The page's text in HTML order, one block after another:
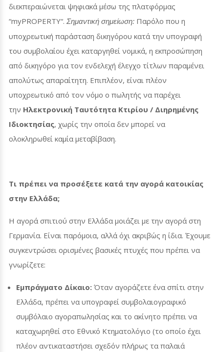
διεκπεραιώνεται ψηφιακά μέσω της πλατφόρμας
“myPROPERTY“. Σημαντική σημείωση: Παρόλο που η
υποχρεωτική παράσταση δικηγόρου κατά την υπογραφή
του συμβολαίου έχει καταργηθεί νομικά, η εκπροσώπηση
από δικηγόρο για τον ενδελεχή έλεγχο τίτλων παραμένει
απολύτως απαραίτητη. Επιπλέον, είναι πλέον
υποχρεωτικό από τον νόμο ο πωλητής να παρέχει
την Ηλεκτρονική Ταυτότητα Κτιρίου / Διηρημένης
Ιδιοκτησίας, χωρίς την οποία δεν μπορεί να
ολοκληρωθεί καμία μεταβίβαση.
Τι πρέπει να προσέξετε κατά την αγορά κατοικίας
στην Ελλάδα;
Η αγορά σπιτιού στην Ελλάδα μοιάζει με την αγορά στη
Γερμανία. Είναι παρόμοια, αλλά όχι ακριβώς η ίδια. Έχουμε
συγκεντρώσει ορισμένες βασικές πτυχές που πρέπει να
γνωρίζετε:
Εμπράγματο Δίκαιο: Όταν αγοράζετε ένα σπίτι στην
Ελλάδα, πρέπει να υπογραφεί συμβολαιογραφικό
συμβόλαιο αγοραπωλησίας και το ακίνητο πρέπει να
καταχωρηθεί στο Εθνικό Κτηματολόγιο (το οποίο έχει
πλέον αντικαταστήσει σχεδόν πλήρως τα παλαιά